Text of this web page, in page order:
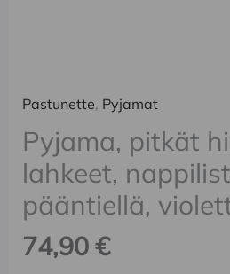
Pastunette, Pyjamat
Pyjama, pitkät
lahkeet,
pääntiellä,
74,90€